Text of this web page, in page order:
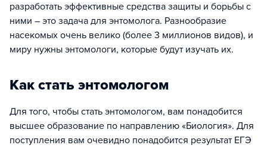
разработать эффективные средства защиты и борьбы с
ними – это задача для энтомолога. Разнообразие
насекомых очень велико (более 3 миллионов видов), и
миру нужны энтомологи, которые будут изучать их.
Как стать энтомологом
Для того, чтобы стать энтомологом, вам понадобится
высшее образование по направлению «Биология». Для
поступления вам очевидно понадобится результат ЕГЭ